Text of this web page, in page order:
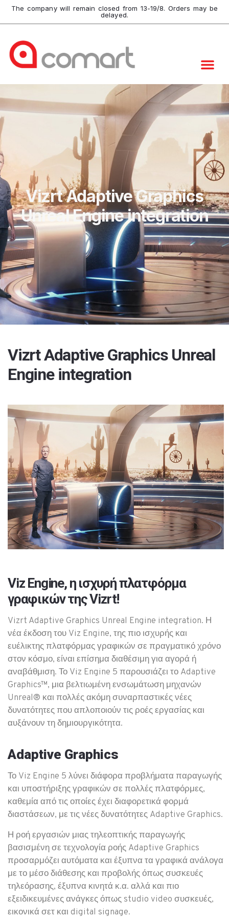
The company will remain closed from 13-19/8. Orders may be
delayed.
Vizrt Adaptive Graphics
Unreal Engine integration
Vizrt Adaptive Graphics Unreal
Engine integration
Viz Engine, η ισχυρή πλατφόρμα
γραφικών της Vizrt!
Vizrt Adaptive Graphics Unreal Engine integration. Η
νέα έκδοση του Viz Engine, της πιο ισχυρής και
ευέλικτης πλατφόρμας γραφικών σε πραγματικό χρόνο
στον κόσμο, είναι επίσημα διαθέσιμη για αγορά ή
αναβάθμιση. Το Viz Engine 5 παρουσιάζει το Adaptive
Graphics™, μια βελτιωμένη ενσωμάτωση μηχανών
Unreal®️ και πολλές ακόμη συναρπαστικές νέες
δυνατότητες που απλοποιούν τις ροές εργασίας και
αυξάνουν τη δημιουργικότητα.
Adaptive Graphics
Το Viz Engine 5 λύνει διάφορα προβλήματα παραγωγής
και υποστήριξης γραφικών σε πολλές πλατφόρμες,
καθεμία από τις οποίες έχει διαφορετικά φορμά
διαστάσεων, με τις νέες δυνατότητες Adaptive Graphics.
Η ροή εργασιών μιας τηλεοπτικής παραγωγής
βασισμένη σε τεχνολογία ροής Adaptive Graphics
προσαρμόζει αυτόματα και έξυπνα τα γραφικά ανάλογα
με το μέσο διάθεσης και προβολής όπως συσκευές
τηλεόρασης, έξυπνα κινητά κ.α. αλλά και πιο
εξειδικευμένες ανάγκες όπως studio video συσκευές,
εικονικά σετ και digital signage.